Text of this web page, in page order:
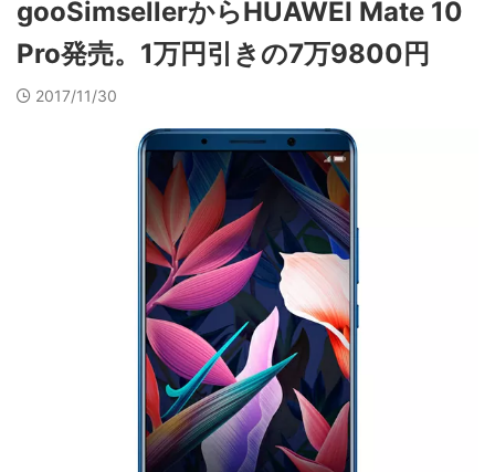
gooSimsellerからHUAWEI Mate 10
Pro発売。1万円引きの7万9800円
2017/11/30